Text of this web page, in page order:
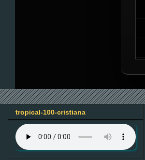
tropical-100-cristiana